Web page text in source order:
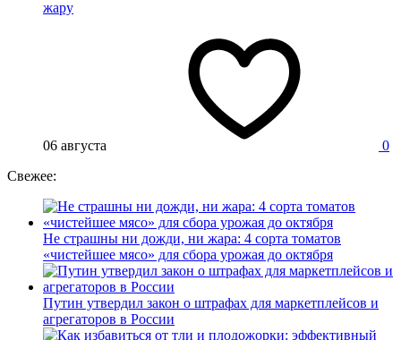
жару
06 августа
0
Свежее:
Не страшны ни дожди, ни жара: 4 сорта томатов
«чистейшее мясо» для сбора урожая до октября
Путин утвердил закон о штрафах для маркетплейсов и
агрегаторов в России